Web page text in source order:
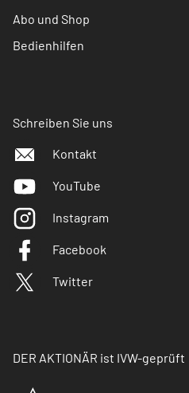
Abo und Shop
Bedienhilfen
Schreiben Sie uns
Kontakt
YouTube
Instagram
Facebook
Twitter
DER AKTIONÄR ist IVW-geprüft